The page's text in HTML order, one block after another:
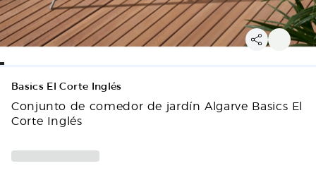
Basics El Corte Inglés
Conjunto de comedor de jardín Algarve Basics El
Corte Inglés